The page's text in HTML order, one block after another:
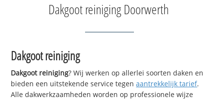
Dakgoot reiniging Doorwerth
Dakgoot reiniging
Dakgoot reiniging? Wij werken op allerlei soorten daken en
bieden een uitstekende service tegenaantrekkelijk tarief.
Alle dakwerkzaamheden worden op professionele wijze